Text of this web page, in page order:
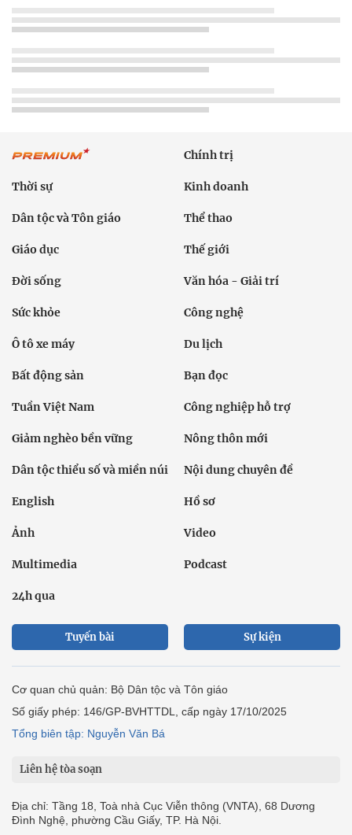
Chính trị
Thời sự Kinh doanh
Dân tộc và Tôn giáo Thể thao
Giáo dục Thế giới
Đời sống Văn hóa - Giải trí
Sức khỏe Công nghệ
Ô tô xe máy Du lịch
Bất động sản Bạn đọc
Tuần Việt Nam Công nghiệp hỗ trợ
Giảm nghèo bền vững Nông thôn mới
Dân tộc thiểu số và miền núi Nội dung chuyên đề
English Hồ sơ
Ảnh Video
Multimedia Podcast
24h qua
Tuyến bài Sự kiện
Cơ quan chủ quản: Bộ Dân tộc và Tôn giáo
Số giấy phép: 146/GP-BVHTTDL, cấp ngày 17/10/2025
Tổng biên tập: Nguyễn Văn Bá
Liên hệ tòa soạn
Địa chỉ: Tầng 18, Toà nhà Cục Viễn thông (VNTA), 68 Dương
Đình Nghệ, phường Cầu Giấy, TP. Hà Nội.